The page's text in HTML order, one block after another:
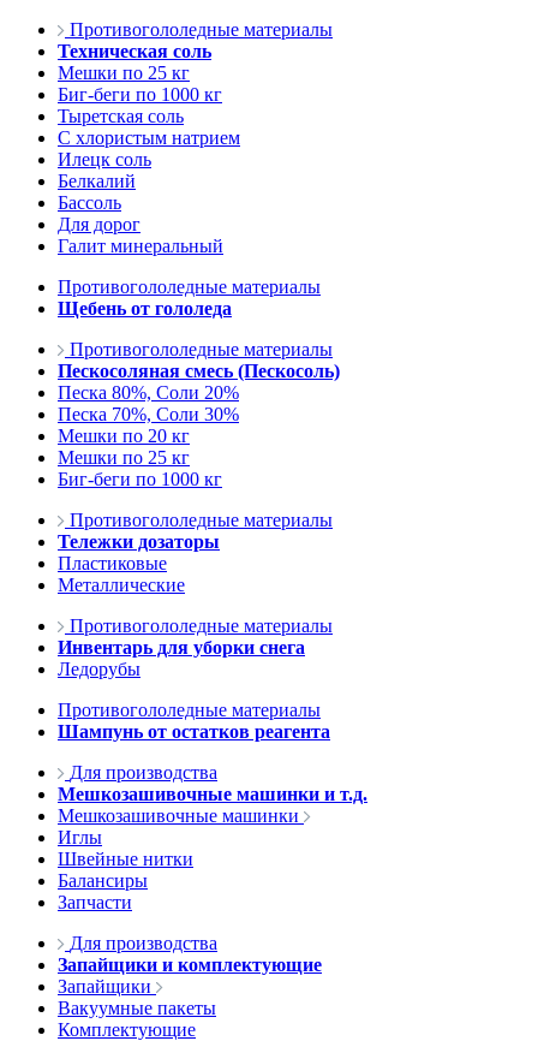
Противогололедные материалы
Техническая соль
Мешки по 25 кг
Биг-беги по 1000 кг
Тыретская соль
С хлористым натрием
Илецк соль
Белкалий
Бассоль
Для дорог
Галит минеральный
Противогололедные материалы
Щебень от гололеда
Противогололедные материалы
Пескосоляная смесь (Пескосоль)
Песка 80%, Соли 20%
Песка 70%, Соли 30%
Мешки по 20 кг
Мешки по 25 кг
Биг-беги по 1000 кг
Противогололедные материалы
Тележки дозаторы
Пластиковые
Металлические
Противогололедные материалы
Инвентарь для уборки снега
Ледорубы
Противогололедные материалы
Шампунь от остатков реагента
Для производства
Мешкозашивочные машинки и т.д.
Мешкозашивочные машинки
Иглы
Швейные нитки
Балансиры
Запчасти
Для производства
Запайщики и комплектующие
Запайщики
Вакуумные пакеты
Комплектующие